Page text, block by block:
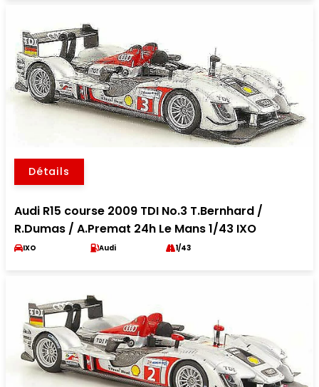
Détails
Audi R15 course 2009 TDI No.3 T.Bernhard /
R.Dumas / A.Premat 24h Le Mans 1/43 IXO
IXO Audi 1/43